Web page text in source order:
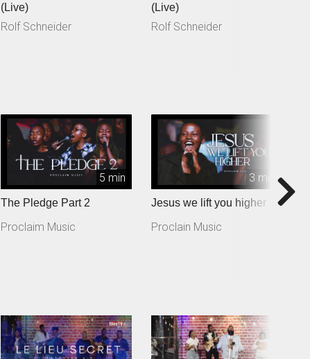
(Live)
Rolf Schneider
(Live)
Rolf Schneider
5 min
The Pledge Part 2
Proclaim Music
3 min
Jesus we lift you higher
Proclain Music